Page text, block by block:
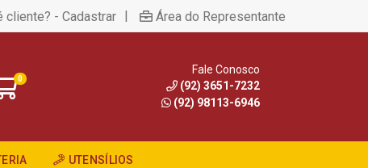
cliente? - Cadastrar | Área do Representante
0
Fale Conosco
(92) 3651-7232
(92) 98113-6946
UTENSÍLIOS